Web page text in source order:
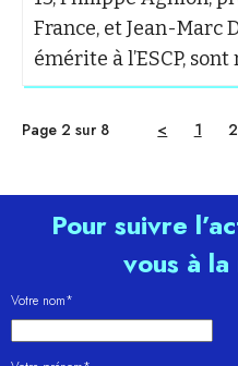
France, et Jean-Marc
émérite à l’ESCP,
Page 2 sur 8 < 1 2
Pour suivre
vous à
Votre nom*